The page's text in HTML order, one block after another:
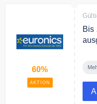
60%
AKTION
Bis